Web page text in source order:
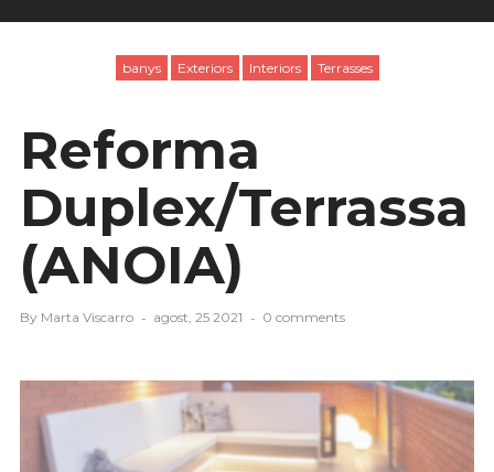
banys Exteriors Interiors Terrasses
Reforma
Duplex/Terrassa
(ANOIA)
By Marta Viscarro agost, 25 2021 0 comments